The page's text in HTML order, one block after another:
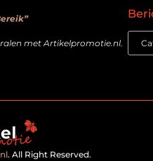
met Artikelpromotie.nl.
. All Right Reserved.